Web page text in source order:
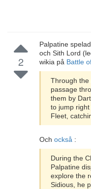
2
Palpatine
och Sith Lord
wikia på Battle
Through the
passage
them by
to jump
Fleet,
Och också :
During the
Palpatine
explore the
Sidious, he